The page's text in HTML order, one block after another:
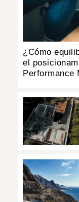
¿Cómo
el
Performance